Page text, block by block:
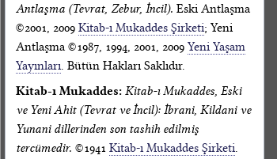
Antlaşma (Tevrat, Zebur, İncil). Eski Antlaşma
©2001, 2009 Kitab-ı Mukaddes Şirketi; Yeni
Antlaşma ©1987, 1994, 2001, 2009 Yeni Yaşam
Yayınları. Bütün Hakları Saklıdır.
Kitab-ı Mukaddes: Kitab-ı Mukaddes, Eski
ve Yeni Ahit (Tevrat ve İncil): İbrani, Kildani ve
Yunani dillerinden son tashih edilmiş
tercümedir. ©1941 Kitab-ı Mukaddes Şirketi.